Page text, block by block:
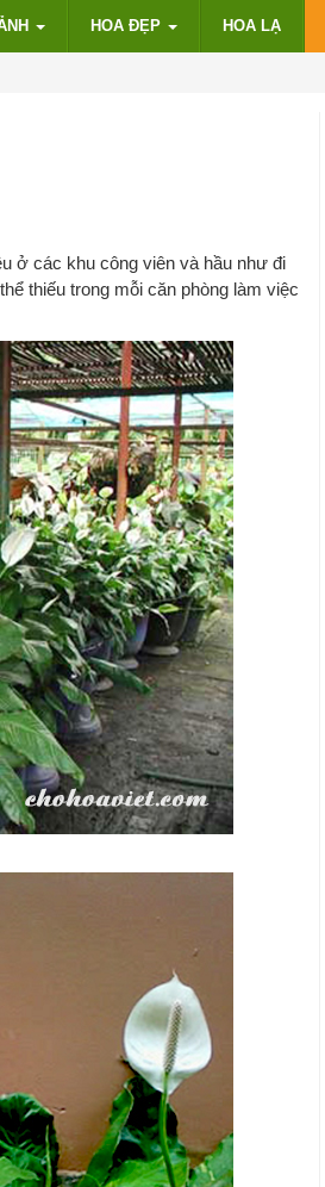
HOA ĐẸP HOA LẠ
ở các khu công viên và hầu như đi
thiếu trong mỗi căn phòng làm việc